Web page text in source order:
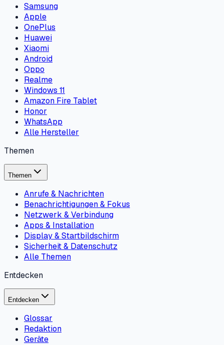
Samsung
Apple
OnePlus
Huawei
Xiaomi
Android
Oppo
Realme
Windows 11
Amazon Fire Tablet
Honor
WhatsApp
Alle Hersteller
Themen
Themen
Anrufe & Nachrichten
Benachrichtigungen & Fokus
Netzwerk & Verbindung
Apps & Installation
Display & Startbildschirm
Sicherheit & Datenschutz
Alle Themen
Entdecken
Entdecken
Glossar
Redaktion
Geräte